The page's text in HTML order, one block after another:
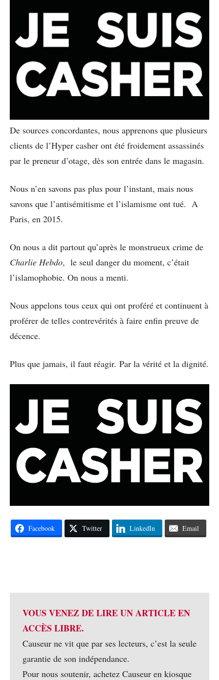
De sources concordantes, nous apprenons que plusieurs
clients de l’Hyper casher ont été froidement assassinés
par le preneur d’otage, dès son entrée dans le magasin.
Nous n’en savons pas plus pour l’instant, mais nous
savons que l’antisémitisme et l’islamisme ont tué. A
Paris, en 2015.
On nous a dit partout qu’après le monstrueux crime de
Charlie Hebdo, le seul danger du moment, c’était
l’islamophobie. On nous a menti.
Nous appelons tous ceux qui ont proféré et continuent à
proférer de telles contrevérités à faire enfin preuve de
décence.
Plus que jamais, il faut réagir. Par la vérité et la dignité.
Facebook Twitter LinkedIn Email
VOUS VENEZ DE LIRE UN ARTICLE EN
ACCÈS LIBRE.
Causeur ne vit que par ses lecteurs, c’est la seule
garantie de son indépendance.
Pour nous soutenir, achetez Causeur en kiosque